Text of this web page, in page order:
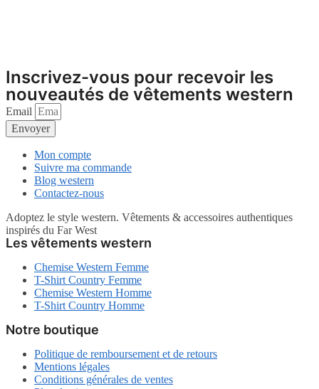
Inscrivez-vous pour recevoir les
nouveautés de vêtements western
Email
Envoyer
Mon compte
Suivre ma commande
Blog western
Contactez-nous
Adoptez le style western. Vêtements & accessoires authentiques
inspirés du Far West
Les vêtements western
Chemise Western Femme
T-Shirt Country Femme
Chemise Western Homme
T-Shirt Country Homme
Notre boutique
Politique de remboursement et de retours
Mentions légales
Conditions générales de ventes